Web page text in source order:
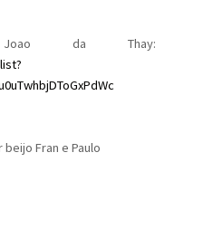
da Thay:
Fran e Paulo